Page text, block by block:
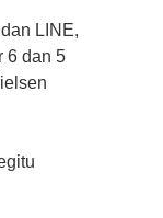
LINE,
6 dan 5